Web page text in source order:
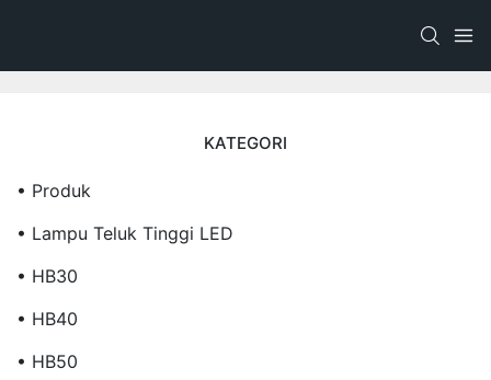
KATEGORI
• Produk
• Lampu Teluk Tinggi LED
• HB30
• HB40
• HB50